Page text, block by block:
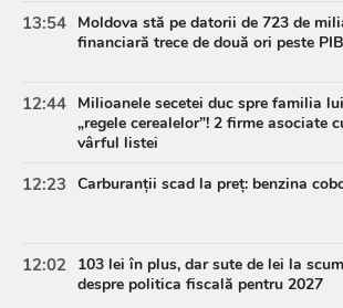
13:54 Moldova stă pe datorii de 723 de
financiară trece de două ori peste PIB
12:44 Milioanele secetei duc spre familia
„regele cerealelor”! 2 firme asociate
vârful listei
12:23 Carburanții scad la preț: benzina
12:02 103 lei în plus, dar sute de lei la
despre politica fiscală pentru 2027